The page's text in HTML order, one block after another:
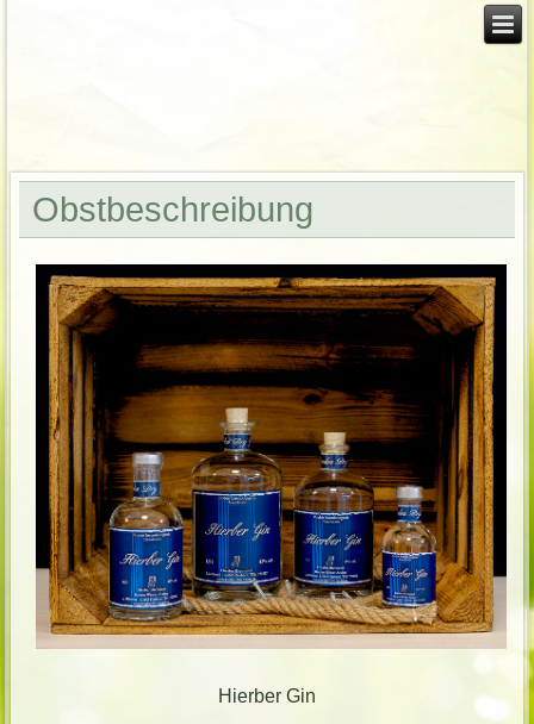
Obstbeschreibung
Hierber Gin